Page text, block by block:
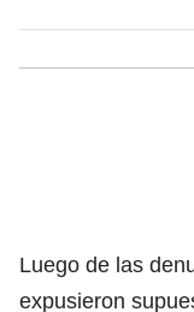
Luego de las
expusieron